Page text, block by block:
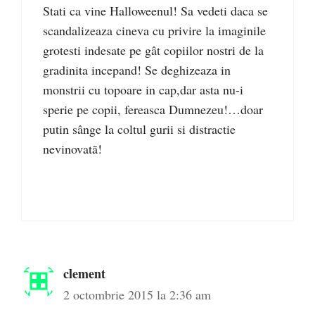
Stati ca vine Halloweenul! Sa vedeti daca se
scandalizeaza cineva cu privire la imaginile
grotesti indesate pe gât copiilor nostri de la
gradinita incepand! Se deghizeaza in
monstrii cu topoare in cap,dar asta nu-i
sperie pe copii, fereasca Dumnezeu!…doar
putin sânge la coltul gurii si distractie
nevinovatã!
clement
2 octombrie 2015 la 2:36 am